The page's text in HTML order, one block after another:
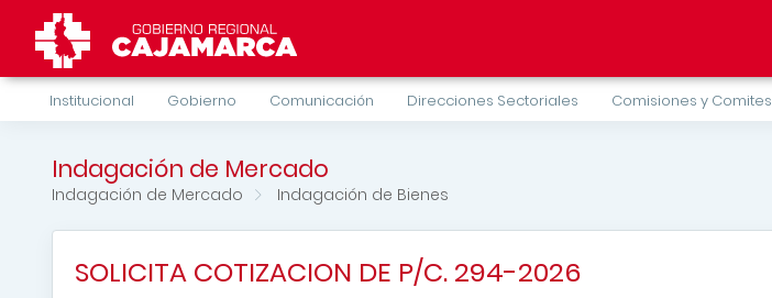
Institucional Gobierno Comunicación Direcciones Sectoriales Comisiones y Comites
Indagación de Mercado
Indagación de Mercado Indagación de Bienes
SOLICITA COTIZACION DE P/C. 294-2026